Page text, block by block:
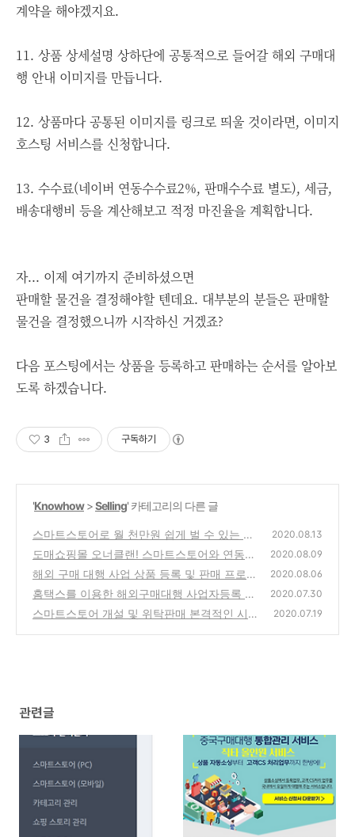
계약을 해야겠지요.
11. 상품 상세설명 상하단에 공통적으로 들어갈 해외 구매대
행 안내 이미지를 만듭니다.
12. 상품마다 공통된 이미지를 링크로 띄울 것이라면, 이미지
호스팅 서비스를 신청합니다.
13. 수수료(네이버 연동수수료2%, 판매수수료 별도), 세금,
배송대행비 등을 계산해보고 적정 마진율을 계획합니다.
자... 이제 여기까지 준비하셨으면
판매할 물건을 결정해야할 텐데요. 대부분의 분들은 판매할
물건을 결정했으니까 시작하신 거겠죠?
다음 포스팅에서는 상품을 등록하고 판매하는 순서를 알아보
도록 하겠습니다.
3 구독하기
'Knowhow>Selling' 카테고리의 다른 글
스마트스토어로 월 천만원 쉽게 벌 수 있는 구
매대행사업
(1)
2020.08.13
도매쇼핑몰 오너클랜! 스마트스토어와 연동하
기
(0)
2020.08.09
해외 구매 대행 사업 상품 등록 및 판매 프로세
스 정리
(0)
2020.08.06
홈택스를 이용한 해외구매대행 사업자등록 방
법 - 스마트스토어
(0)
2020.07.30
스마트스토어 개설 및 위탁판매 본격적인 시작
2020.07.19
관련글